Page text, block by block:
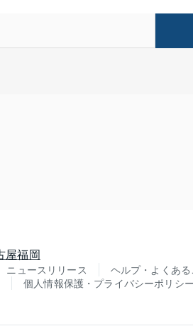
屋福岡
ニュースリリース ヘルプ・よくあ
個人情報保護・プライバシーポリシー